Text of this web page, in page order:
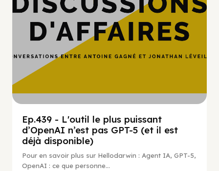
Ep.439 - L'outil le plus puissant
d’OpenAI n’est pas GPT-5 (et il est
déjà disponible)
Pour en savoir plus sur Hellodarwin : Agent IA, GPT-5,
OpenAI : ce que personne...